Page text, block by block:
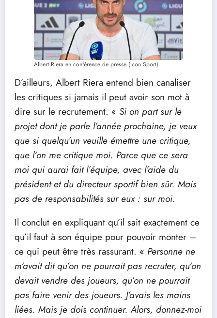
Albert Riera en conférence de presse (Icon Sport)
D’ailleurs, Albert Riera entend bien canaliser
les critiques si jamais il peut avoir son mot à
dire sur le recrutement. « Si on part sur le
projet dont je parle l’année prochaine, je veux
que si quelqu’un veuille émettre une critique,
que l’on me critique moi. Parce que ce sera
moi qui aurai fait l’équipe, avec l’aide du
président et du directeur sportif bien sûr. Mais
pas de responsabilités sur eux : sur moi.
Il conclut en expliquant qu’il sait exactement ce
qu’il faut à son équipe pour pouvoir monter –
ce qui peut être très rassurant. « Personne ne
m’avait dit qu’on ne pourrait pas recruter, qu’on
devait vendre des joueurs, qu’on ne pourrait
pas faire venir des joueurs. J’avais les mains
liées. Mais je dois continuer. Alors, donnez-moi